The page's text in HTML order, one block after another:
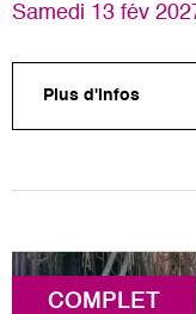
Samedi 13 fév
Plus d'infos
COMPLET